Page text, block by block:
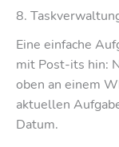
8.
Eine einfache
mit Post-its hin:
oben an einem
aktuellen
Datum.